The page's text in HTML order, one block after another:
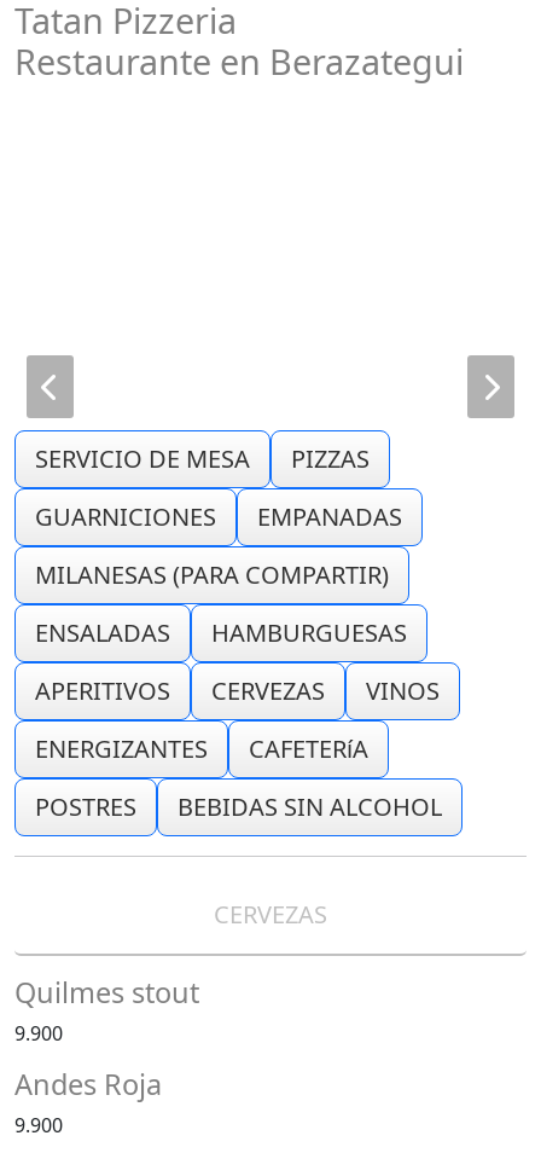
Tatan Pizzeria
Restaurante en Berazategui
SERVICIO DE MESA
PIZZAS
GUARNICIONES
EMPANADAS
MILANESAS (PARA COMPARTIR)
ENSALADAS
HAMBURGUESAS
APERITIVOS
CERVEZAS
VINOS
ENERGIZANTES
CAFETERíA
POSTRES
BEBIDAS SIN ALCOHOL
CERVEZAS
Quilmes stout
9.900
Andes Roja
9.900